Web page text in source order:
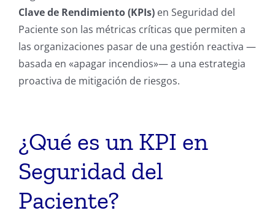
Clave de Rendimiento (KPIs)en Seguridad del
Paciente son las métricas críticas que permiten a
las organizaciones pasar de una gestión reactiva —
basada en «apagar incendios»— a una estrategia
proactiva de mitigación de riesgos.
¿Qué es un KPI en
Seguridad del
Paciente?